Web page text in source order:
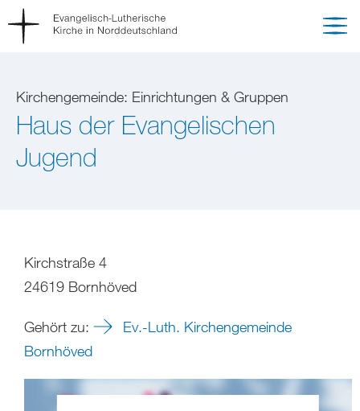
Kirchengemeinde: Einrichtungen & Gruppen
Haus der Evangelischen
Jugend
Kirchstraße 4
24619 Bornhöved
Gehört zu:
Ev.-Luth. Kirchengemeinde
Bornhöved